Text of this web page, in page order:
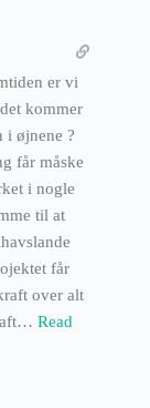
er vi
kommer
i øjnene ?
får måske
i nogle
til at
får
over alt
… Read